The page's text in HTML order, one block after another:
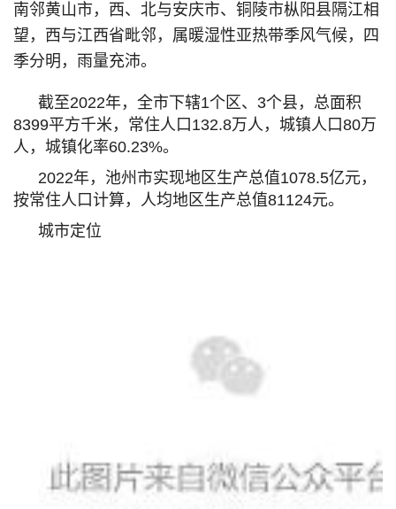
南邻黄山市，西、北与安庆市、铜陵市枞阳县隔江相
望，西与江西省毗邻，属暖湿性亚热带季风气候，四
季分明，雨量充沛。
截至2022年，全市下辖1个区、3个县，总面积
8399平方千米，常住人口132.8万人，城镇人口80万
人，城镇化率60.23%。
2022年，池州市实现地区生产总值1078.5亿元，
按常住人口计算，人均地区生产总值81124元。
城市定位